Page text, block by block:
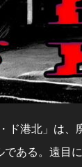
ド港北」は、
ある。遠目